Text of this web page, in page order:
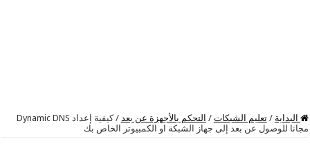
البداية / تعليم الشبكات / التحكم بالأجهزة عن بعد /
كيفية إعداد Dynamic DNS
مجانا للوصول عن بعد إلى جهاز الشبكة او الكمبيوتر الخاص بك